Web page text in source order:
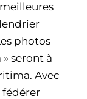
photos
seront à
Avec